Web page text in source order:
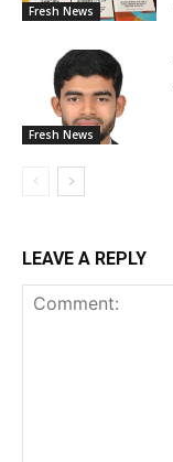
Fresh News
Fresh News
LEAVE A REPLY